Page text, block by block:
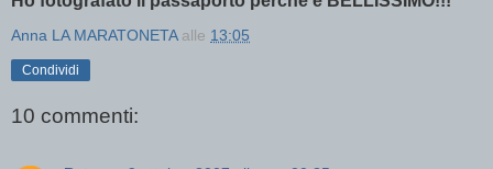
Anna LA MARATONETA alle 13:05
Condividi
10 commenti: